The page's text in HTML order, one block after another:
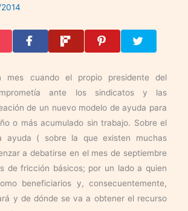
mes cuando el propio presidente del
ante los sindicatos y las
de un nuevo modelo de ayuda para
o más acumulado sin trabajo. Sobre el
ayuda ( sobre la que existen muchas
a debatirse en el mes de septiembre
de fricción básicos; por un lado a quien
beneficiarios y, consecuentemente,
y de dónde se va a obtener el recurso